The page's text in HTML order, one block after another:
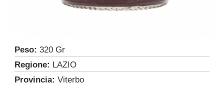
Peso:320 Gr
Regione: LAZIO
Provincia:Viterbo